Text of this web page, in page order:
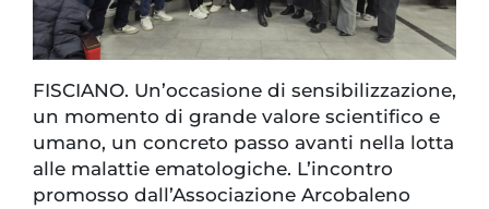
FISCIANO. Un’occasione di sensibilizzazione,
un momento di grande valore scientifico e
umano, un concreto passo avanti nella lotta
alle malattie ematologiche. L’incontro
promosso dall’Associazione Arcobaleno